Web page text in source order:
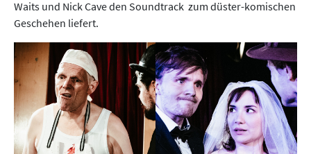
Waits und Nick Cave den Soundtrack zum düster-komischen
Geschehen liefert.